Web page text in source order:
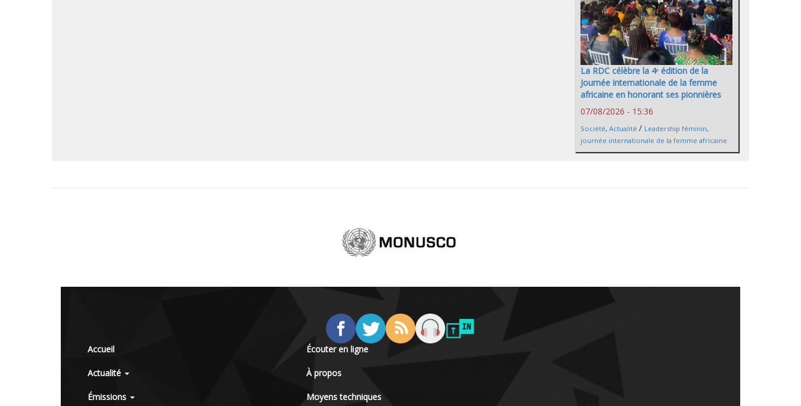
La RDC célèbre la 4ᵉ édition de la
Journée internationale de la femme
africaine en honorant ses pionnières
07/08/2026 - 15:36
Société, Actualité / Leadership féminin,
journée internationale de la femme africaine
Accueil
Actualité
Émissions
Écouter en ligne
À propos
Moyens techniques